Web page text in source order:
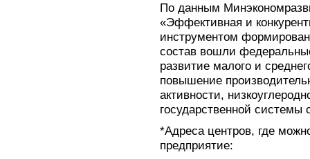
По данным
«Эффективная и
инструментом
состав вошли
развитие малого и
повышение
активности,
государственной системы
*Адреса центров, где
предприятие: